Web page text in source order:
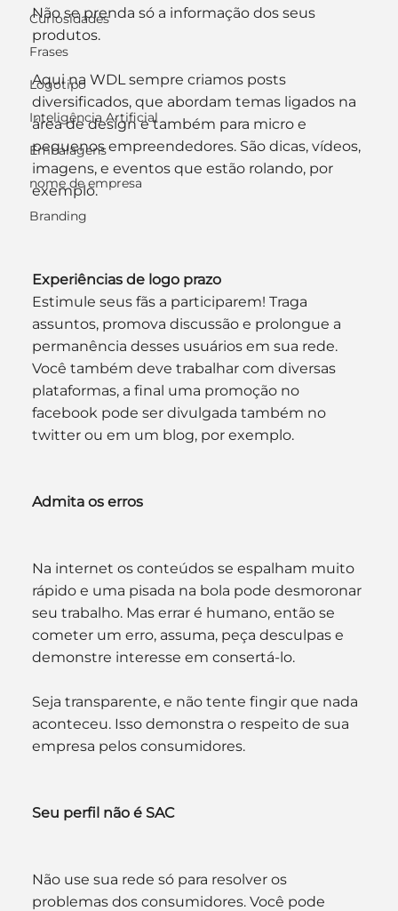
Curiosidades
Frases
Logotipo
Inteligência Artificial
Embalagens
nome de empresa
Branding
Não se prenda só a informação dos seus
produtos.
Aqui na WDL sempre criamos posts
diversificados, que abordam temas ligados na
área de design e também para micro e
pequenos empreendedores. São dicas, vídeos,
imagens, e eventos que estão rolando, por
exemplo.
Experiências de logo prazo
Estimule seus fãs a participarem! Traga
assuntos, promova discussão e prolongue a
permanência desses usuários em sua rede.
Você também deve trabalhar com diversas
plataformas, a final uma promoção no
facebook pode ser divulgada também no
twitter ou em um blog, por exemplo.
Admita os erros
Na internet os conteúdos se espalham muito
rápido e uma pisada na bola pode desmoronar
seu trabalho. Mas errar é humano, então se
cometer um erro, assuma, peça desculpas e
demonstre interesse em consertá-lo.
Seja transparente, e não tente fingir que nada
aconteceu. Isso demonstra o respeito de sua
empresa pelos consumidores.
Seu perfil não é SAC
Não use sua rede só para resolver os
problemas dos consumidores. Você pode